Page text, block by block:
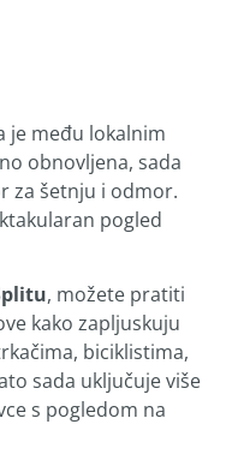
je među lokalnim
obnovljena, sada
za šetnju i odmor.
pogled
, možete pratiti
kako zapljuskuju
biciklistima,
sada uključuje više
s pogledom na